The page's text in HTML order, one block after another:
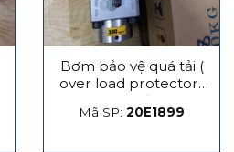
Bơm bảo vệ quá tải (
over load protector)
máy dập
Mã SP: 20E1899